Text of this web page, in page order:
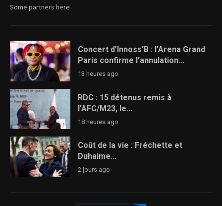
Some partners here
Concert d’Innoss’B : l’Arena Grand
Paris confirme l’annulation...
13 heures ago
RDC : 15 détenus remis à
l’AFC/M23, le...
18 heures ago
Coût de la vie : Fréchette et
Duhaime...
2 jours ago